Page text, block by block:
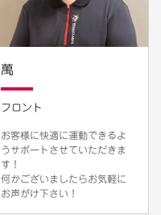
萬
フロント
お客様に快適に運動できるよ
うサポートさせていただきま
す！
何かございましたらお気軽に
お声がけ下さい！